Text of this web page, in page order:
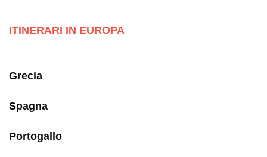
ITINERARI IN EUROPA
Grecia
Spagna
Portogallo